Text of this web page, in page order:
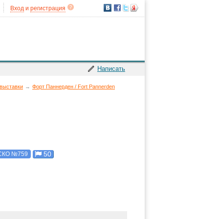
Вход и регистрация
Написать
→ Форт Паннерден / Fort Pannerden
№759 50